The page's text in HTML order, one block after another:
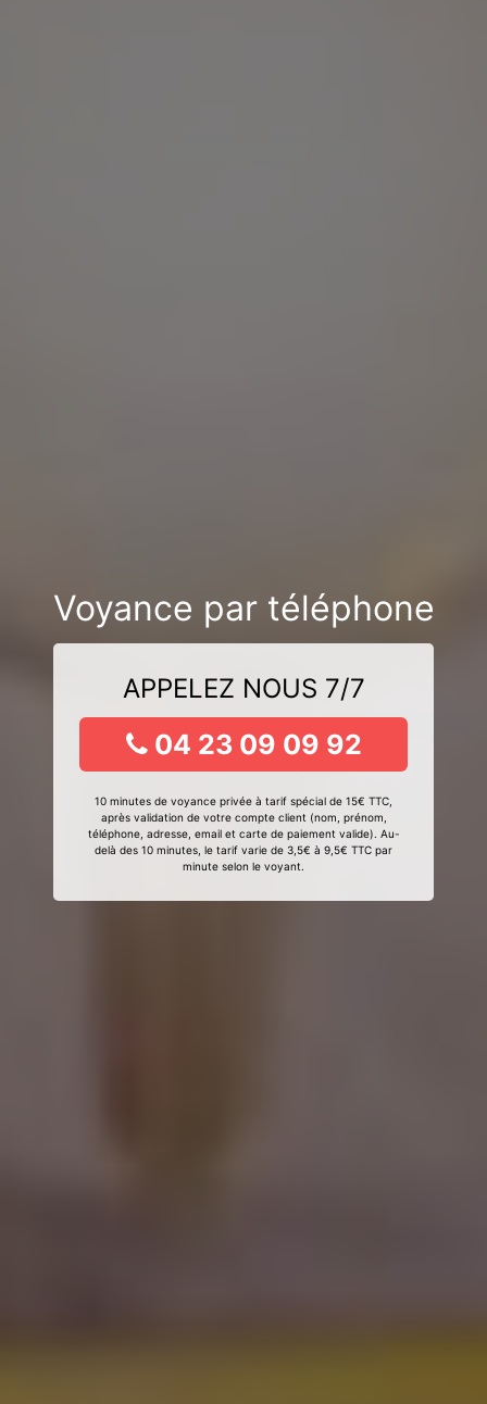
Voyance par téléphone
APPELEZ NOUS 7/7
04 23 09 09 92
10 minutes de voyance privée à tarif spécial de 15€ TTC,
après validation de votre compte client (nom, prénom,
téléphone, adresse, email et carte de paiement valide). Au-
delà des 10 minutes, le tarif varie de 3,5€ à 9,5€ TTC par
minute selon le voyant.